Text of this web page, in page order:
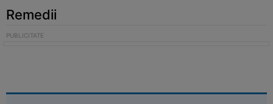
Remedii